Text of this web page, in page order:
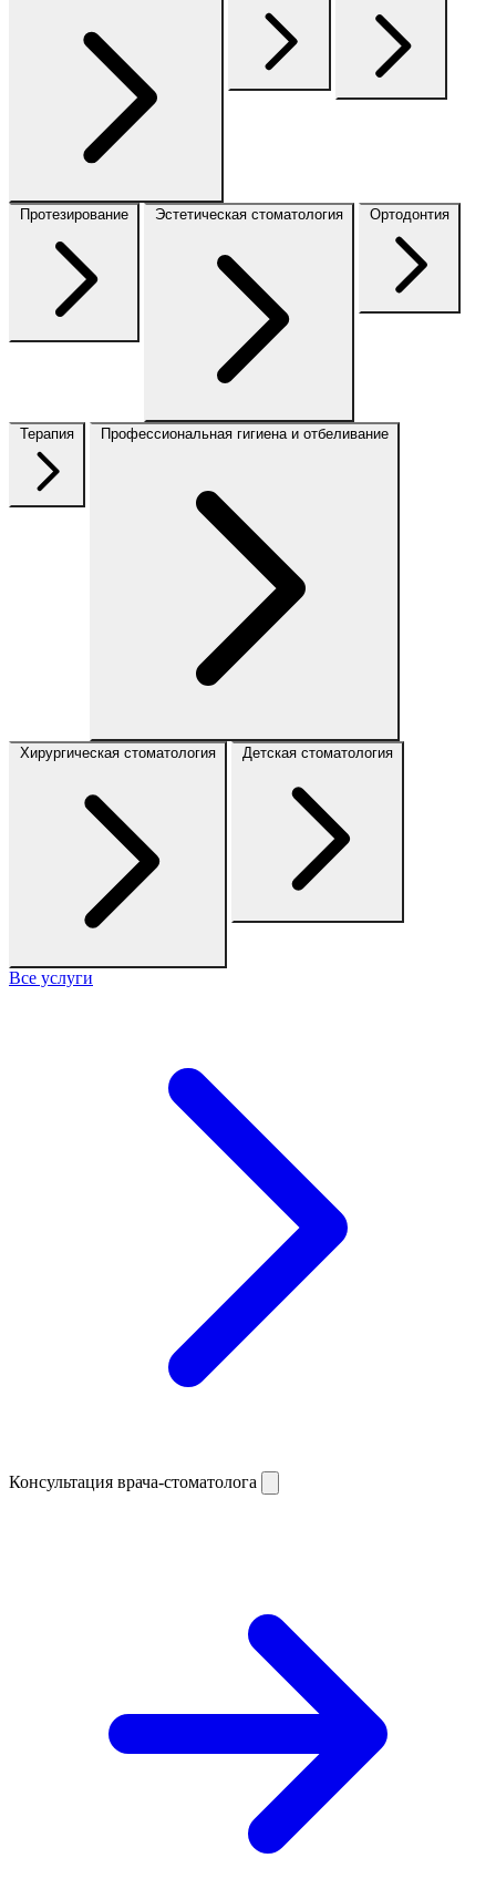
Протезирование Эстетическая стоматология Ортодонтия
Терапия Профессиональная гигиена и отбеливание
Хирургическая стоматология Детская стоматология
Все услуги
Консультация врача-стоматолога